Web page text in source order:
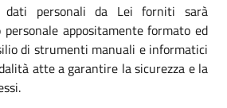
personali da Lei forniti sarà
appositamente formato ed
di strumenti manuali e informatici
atte a garantire la sicurezza e la